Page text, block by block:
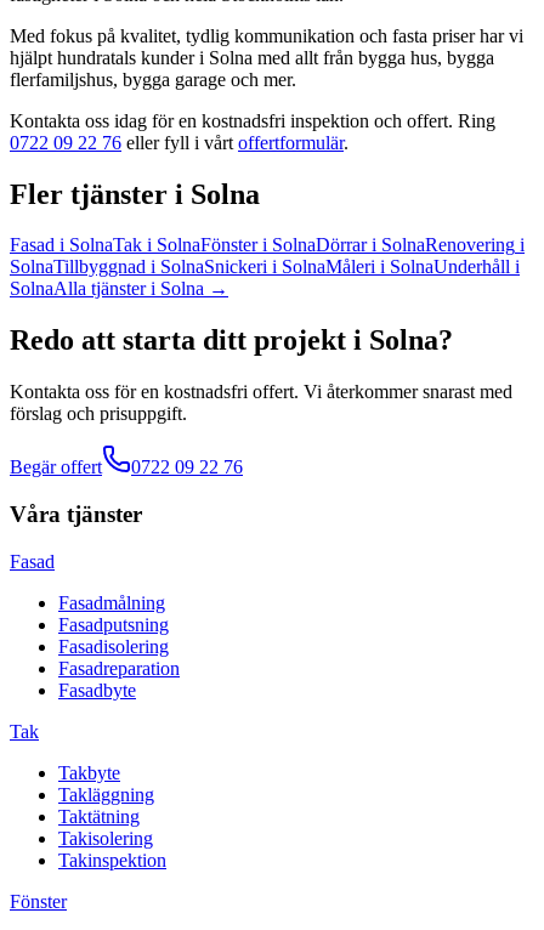
Med fokus på kvalitet, tydlig kommunikation och fasta priser har vi
hjälpt hundratals kunderi Solna med allt från bygga hus, bygga
flerfamiljshus, bygga garage och mer.
Kontakta oss idag för en kostnadsfri inspektion och offert. Ring
0722 09 22 76 eller fyll i vårt offertformulär.
Fler tjänster i Solna
Fasad i SolnaTak i SolnaFönster i SolnaDörrar i SolnaRenovering i
SolnaTillbyggnad i SolnaSnickeri i SolnaMåleri i SolnaUnderhåll i
SolnaAlla tjänsteri Solna →
Redo att starta ditt projekt i Solna?
Kontakta oss för en kostnadsfri offert. Vi återkommer snarast med
förslag och prisuppgift.
Begär offert 0722 09 22 76
Våra tjänster
Fasad
Fasadmålning
Fasadputsning
Fasadisolering
Fasadreparation
Fasadbyte
Tak
Takbyte
Takläggning
Taktätning
Takisolering
Takinspektion
Fönster